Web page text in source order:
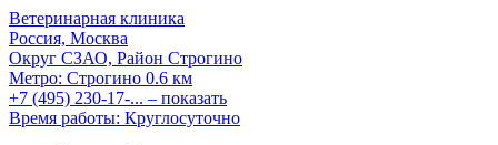
Ветеринарная клиника
Россия, Москва
Округ СЗАО, Район Строгино
Метро: Строгино 0.6 км
+7 (495) 230-17-... – показать
Время работы: Круглосуточно